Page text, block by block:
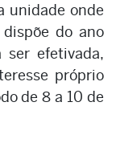
unidade onde
do ano
ser efetivada,
próprio
de 8 a 10 de